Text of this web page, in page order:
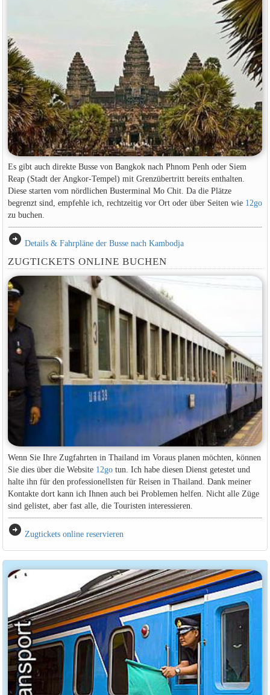
Es gibt auch direkte Busse von Bangkok nach Phnom Penh oder Siem
Reap (Stadt der Angkor-Tempel) mit Grenzübertritt bereits enthalten.
Diese starten vom nördlichen Busterminal Mo Chit. Da die Plätze
begrenzt sind, empfehle ich, rechtzeitig vor Ort oder über Seiten wie 12go
zu buchen.
arrow_circle_right Details & Fahrpläne der Busse nach Kambodja
ZUGTICKETS ONLINE BUCHEN
Wenn Sie Ihre Zugfahrten in Thailand im Voraus planen möchten, können
Sie dies über die Website 12gotun. Ich habe diesen Dienst getestet und
halte ihn für den professionellsten für Reisen in Thailand. Dank meiner
Kontakte dort kann ich Ihnen auch bei Problemen helfen. Nicht alle Züge
sind gelistet, aber fast alle, die Touristen interessieren.
arrow_circle_right Zugtickets online reservieren